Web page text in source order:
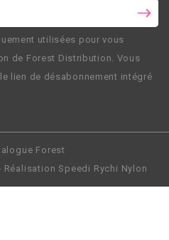
utilisées pour vous
de Forest Distribution . Vous
lien de désabonnement intégré
Forest
RéalisationSpeedi Rychi Nylon